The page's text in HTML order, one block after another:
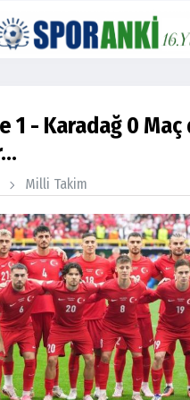
1 - Karadağ 0 Maç
Milli Takim